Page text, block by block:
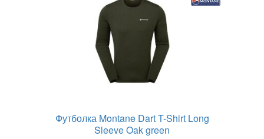
Футболка Montane Dart T-Shirt Long
Sleeve Oak green